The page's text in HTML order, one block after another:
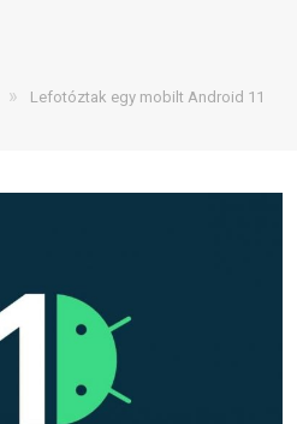
»
Lefotóztak egy mobilt Android 11